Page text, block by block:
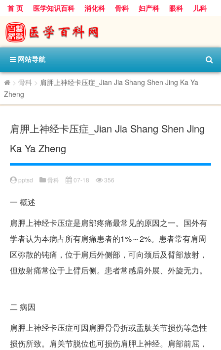
首 页 医学知识百科 消化科 骨科 妇产科 眼科
儿科
心血管病科
呼吸科 神经科
内分泌科
口腔科
网站导航
> 骨科 > 肩胛上神经卡压症_Jian Jia Shang Shen Jing Ka Ya
Zheng
肩胛上神经卡压症_Jian Jia Shang Shen Jing
Ka Ya Zheng
pptsd 骨科 07-18 356
一 概述
肩胛上神经卡压症是肩部疼痛最常见的原因之一。国外有
学者认为本病占所有肩痛患者的1%～2%。患者常有肩周
区弥散的钝痛，位于肩后外侧部，可向颈后及臂部放射，
但放射痛常位于上臂后侧。患者常感肩外展、外旋无力。
二 病因
肩胛上神经卡压症可因肩胛骨骨折或盂肱关节损伤等急性
损伤所致。肩关节脱位也可损伤肩胛上神经。肩部前屈，